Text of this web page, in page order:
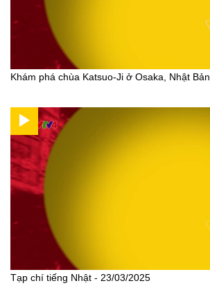
Khám phá chùa Katsuo-Ji ở Osaka, Nhật Bản
Tạp chí tiếng Nhật - 23/03/2025